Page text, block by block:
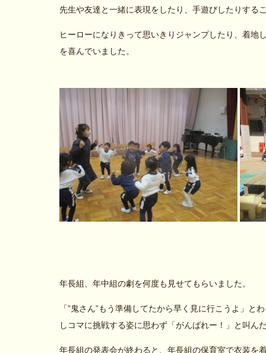
先生や友達と一緒に表現をしたり、手遊びしたりする
ヒーローになりきって思いきりジャンプしたり、着地
を喜んでいました。
年長組、年中組の劇を何度も見せてもらいました。
「”鬼さん”もう準備してたから早く見に行こうよ」
しコマに挑戦する姿に思わず「がんばれー！」と叫ん
年長組の発表会が終わると、年長組の保育室で衣装を